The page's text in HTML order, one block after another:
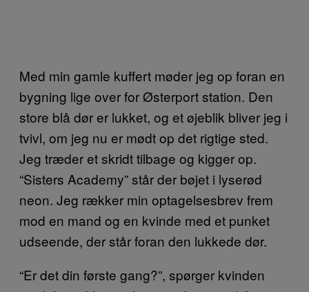
Med min gamle kuffert møder jeg op foran en
bygning lige over for Østerport station. Den
store blå dør er lukket, og et øjeblik bliver jeg i
tvivl, om jeg nu er mødt op det rigtige sted.
Jeg træder et skridt tilbage og kigger op.
“Sisters Academy” står der bøjet i lyserød
neon. Jeg rækker min optagelsesbrev frem
mod en mand og en kvinde med et punket
udseende, der står foran den lukkede dør.
“Er det din første gang?”, spørger kvinden